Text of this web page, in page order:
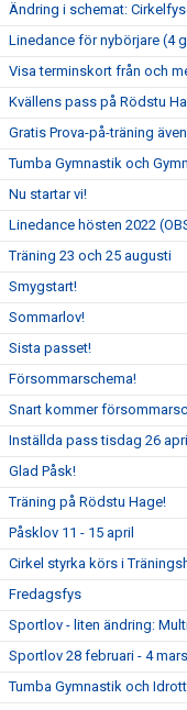
Ändring i schemat:
Linedance för nybörjare (4
Visa terminskort från och
Kvällens pass på Rödstu
Gratis Prova-på-träning
Tumba Gymnastik och
Nu startar vi!
Linedance hösten 2022
Träning 23 och 25 augusti
Smygstart!
Sommarlov!
Sista passet!
Försommarschema!
Snart kommer
Inställda pass tisdag 26
Glad Påsk!
Träning på Rödstu Hage!
Påsklov 11 - 15 april
Cirkel styrka körs i
Fredagsfys
Sportlov - liten ändring:
Sportlov 28 februari - 4 mars
Tumba Gymnastik och